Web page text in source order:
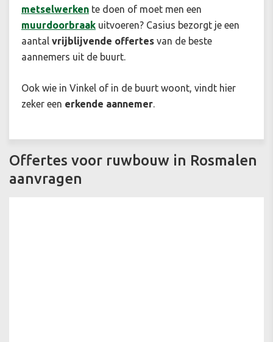
metselwerken te doen of moet men een
muurdoorbraak uitvoeren? Casius bezorgt je een
aantal vrijblijvende offertes van de beste
aannemers uit de buurt.
Ook wie in Vinkel of in de buurt woont, vindt hier
zeker een erkende aannemer.
Offertes voor ruwbouw in Rosmalen
aanvragen